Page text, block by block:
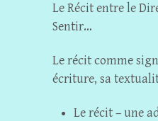
Le Récit entre le
Sentir…
Le récit comme
écriture, sa
Le récit – une